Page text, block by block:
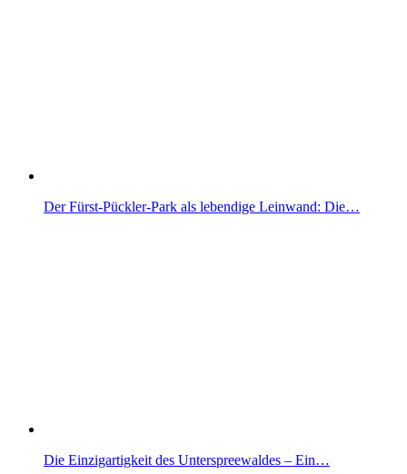
Der Fürst-Pückler-Park als lebendige Leinwand: Die…
Die Einzigartigkeit des Unterspreewaldes – Ein…